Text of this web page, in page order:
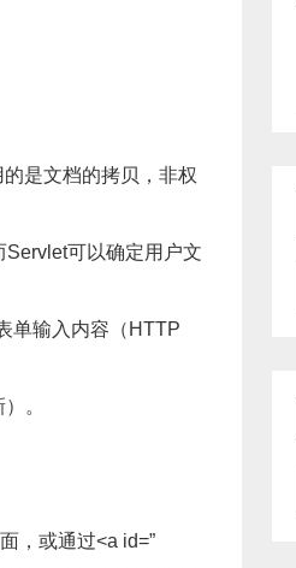
是文档的拷贝，非权
可以确定用户文
单输入内容（HTTP
。
，或通过<a id=”